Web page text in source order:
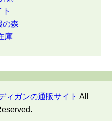
の森
庫
ィガンの通販サイト All